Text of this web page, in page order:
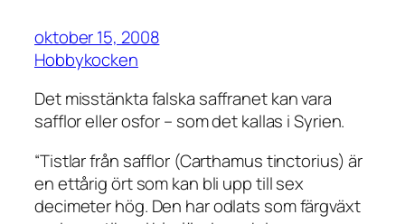
oktober 15, 2008
Hobbykocken
Det misstänkta falska saffranet kan vara
safflor eller osfor – som det kallas i Syrien.
“Tistlar från safflor (Carthamus tinctorius) är
en ettårig ört som kan bli upp till sex
decimeter hög. Den har odlats som färgväxt